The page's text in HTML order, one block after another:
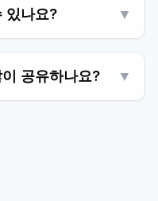
있나요? ▼
공유하나요? ▼